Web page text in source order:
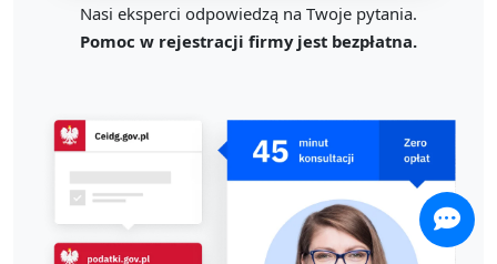
Nasi eksperci odpowiedzą na Twoje pytania.
Pomoc w rejestracji firmy jest bezpłatna.